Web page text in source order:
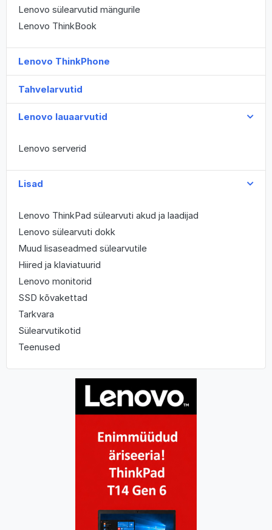
Lenovo sülearvutid mängurile
Lenovo ThinkBook
Lenovo ThinkPhone
Tahvelarvutid
Lenovo lauaarvutid
Lenovo serverid
Lisad
Lenovo ThinkPad sülearvuti akud ja laadijad
Lenovo sülearvuti dokk
Muud lisaseadmed sülearvutile
Hiired ja klaviatuurid
Lenovo monitorid
SSD kõvakettad
Tarkvara
Sülearvutikotid
Teenused